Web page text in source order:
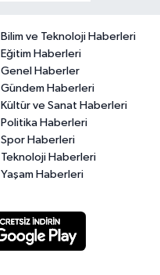
Bilim ve Teknoloji Haberleri
Eğitim Haberleri
Genel Haberler
Gündem Haberleri
Kültür ve Sanat Haberleri
Politika Haberleri
Spor Haberleri
Teknoloji Haberleri
Yaşam Haberleri